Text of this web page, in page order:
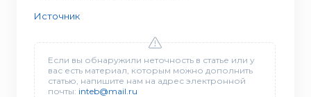
Источник
Если вы обнаружили неточность в статье или у
вас есть материал, которым можно дополнить
статью, напишите нам на адрес электронной
почты: inteb@mail.ru